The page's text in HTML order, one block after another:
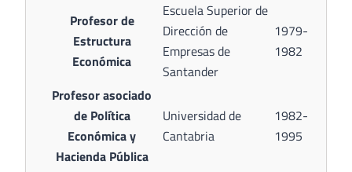
Profesor de
Estructura
Económica
Escuela Superior de
Dirección de
Empresas de
Santander
1979-
1982
Profesor asociado
de Política
Económica y
Hacienda Pública
Universidad de
Cantabria
1982-
1995